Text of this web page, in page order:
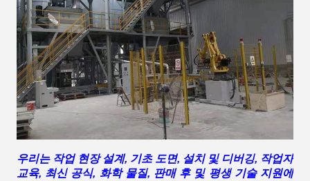
우리는 작업 현장 설계, 기초 도면, 설치 및 디버깅, 작업자
교육, 최신 공식, 화학 물질, 판매 후 및 평생 기술 지원에